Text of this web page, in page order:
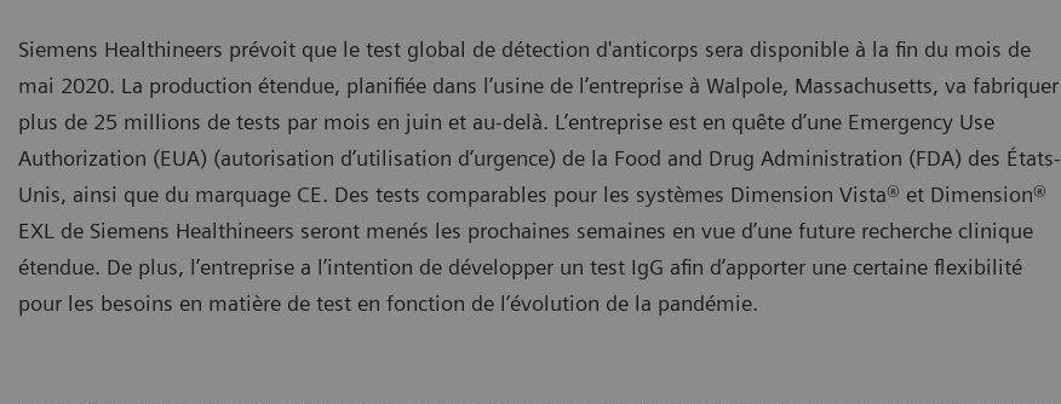
Siemens Healthineers prévoit que le test global de détection d'anticorps sera disponible à la fin du mois de
mai 2020. La production étendue, planifiée dans l’usine de l’entreprise à Walpole, Massachusetts, va fabriquer
plus de 25 millions de tests par mois en juin et au-delà. L’entreprise est en quête d’une Emergency Use
Authorization (EUA) (autorisation d’utilisation d’urgence) de la Food and Drug Administration (FDA) des États-
Unis, ainsi que du marquage CE. Des tests comparables pour les systèmes Dimension Vista® et Dimension®
EXL de Siemens Healthineers seront menés les prochaines semaines en vue d’une future recherche clinique
étendue. De plus, l’entreprise a l’intention de développer un test IgG afin d’apporter une certaine flexibilité
pour les besoins en matière de test en fonction de l’évolution de la pandémie.